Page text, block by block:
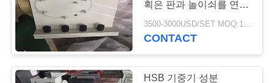
요
구
하
획은 판과 놀이쇠를 연결
합니다
CONTACT
HSB 기중기 성분